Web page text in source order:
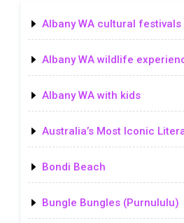
Albany WA cultural festivals
Albany WA wildlife
Albany WA with kids
Australia’s Most Iconic
Bondi Beach
Bungle Bungles (Purnululu)